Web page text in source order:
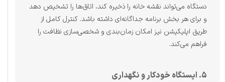
دستگاه می‌تواند نقشه خانه را ذخیره کند، اتاق‌ها را تشخیص دهد
و برای هر بخش برنامه جداگانه‌ای داشته باشد. کنترل کامل از
طریق اپلیکیشن نیز امکان زمان‌بندی و شخصی‌سازی نظافت را
فراهم می‌کند.
۵. ایستگاه خودکار و نگهداری